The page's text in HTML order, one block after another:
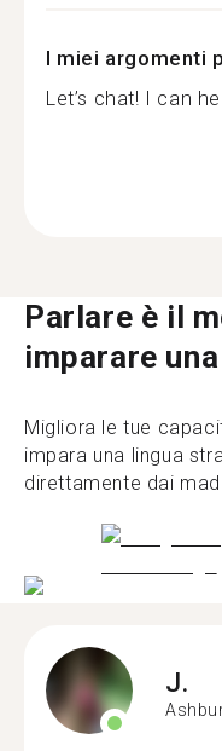
I miei argomenti
Let’s chat! I can
Parlare è il
imparare
Migliora le tue
impara una lingua
direttamente dai
J.